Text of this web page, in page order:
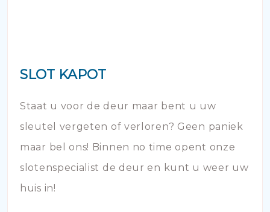
SLOT KAPOT
Staat u voor de deur maar bent u uw
sleutel vergeten of verloren? Geen paniek
maar bel ons! Binnen no time opent onze
slotenspecialist de deur en kunt u weer uw
huis in!